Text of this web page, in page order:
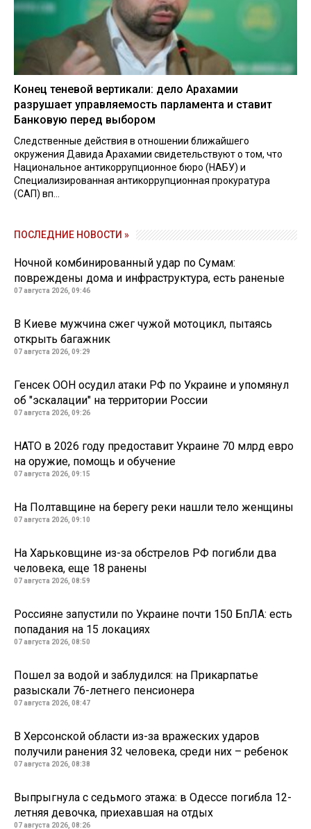
Конец теневой вертикали: дело Арахамии
разрушает управляемость парламента и ставит
Банковую перед выбором
Следственные действия в отношении ближайшего
окружения Давида Арахамии свидетельствуют о том, что
Национальное антикоррупционное бюро (НАБУ) и
Специализированная антикоррупционная прокуратура
(САП) вп...
ПОСЛЕДНИЕ НОВОСТИ »
Ночной комбинированный удар по Сумам:
повреждены дома и инфраструктура, есть раненые
07 августа 2026, 09:46
В Киеве мужчина сжег чужой мотоцикл, пытаясь
открыть багажник
07 августа 2026, 09:29
Генсек ООН осудил атаки РФ по Украине и упомянул
об "эскалации" на территории России
07 августа 2026, 09:26
НАТО в 2026 году предоставит Украине 70 млрд евро
на оружие, помощь и обучение
07 августа 2026, 09:15
На Полтавщине на берегу реки нашли тело женщины
07 августа 2026, 09:10
На Харьковщине из-за обстрелов РФ погибли два
человека, еще 18 ранены
07 августа 2026, 08:59
Россияне запустили по Украине почти 150 БпЛА: есть
попадания на 15 локациях
07 августа 2026, 08:50
Пошел за водой и заблудился: на Прикарпатье
разыскали 76-летнего пенсионера
07 августа 2026, 08:47
В Херсонской области из-за вражеских ударов
получили ранения 32 человека, среди них – ребенок
07 августа 2026, 08:38
Выпрыгнула с седьмого этажа: в Одессе погибла 12-
летняя девочка, приехавшая на отдых
07 августа 2026, 08:26